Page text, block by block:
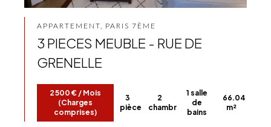
APPARTEMENT, PARIS 7ÈME
3 PIECES MEUBLE - RUE DE
GRENELLE
2 500 € / Mois
(Charges
comprises)
3
pièces
2
chambres
1 salle
de
bains
66.04
m²